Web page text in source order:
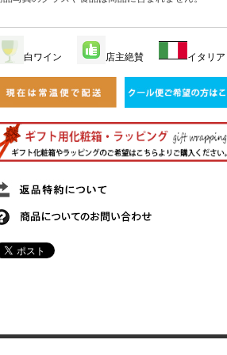
白ワイン 店主絶賛 イタリア